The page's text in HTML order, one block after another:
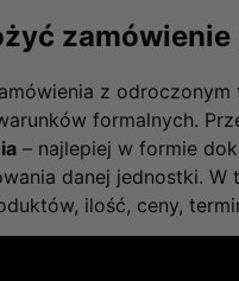
z
formalnych.
– najlepiej w formie
danej jednostki.
ilość, ceny,